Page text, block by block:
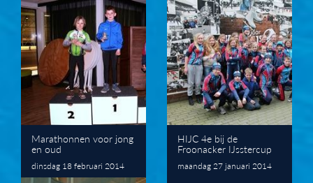
Marathonnen voor jong
en oud
dinsdag 18 februari 2014
HIJC 4e bij de
Froonacker IJsstercup
maandag 27 januari 2014